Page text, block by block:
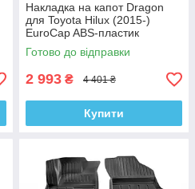
Накладка на капот Dragon
для Toyota Hilux (2015-)
EuroCap ABS-пластик
Готово до відправки
2 993 ₴ 4 401 ₴
Купити